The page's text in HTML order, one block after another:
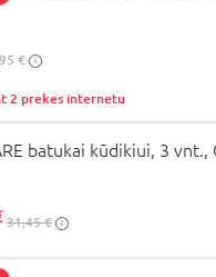
€
2 prekes internetu
batukai kūdikiui, 3 vnt.,
31,45 €